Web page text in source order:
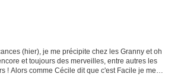
(hier), je me précipite chez les Granny et oh
et toujours des merveilles, entre autres les
! Alors comme Cécile dit que c'est Facile je me